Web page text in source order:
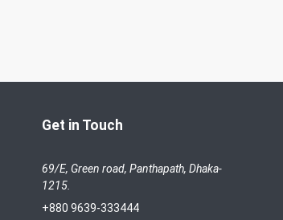
Get in Touch
69/E, Green road, Panthapath, Dhaka-
1215.
+880 9639-333444